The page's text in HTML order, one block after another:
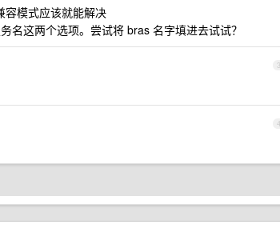
容模式应该就能解决
名这两个选项。尝试将 bras 名字填进去试试？
3
4